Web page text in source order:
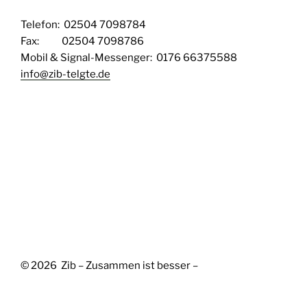
Telefon: 02504 7098784
Fax: 02504 7098786
Mobil & Signal-Messenger: 0176 66375588
info@zib-telgte.de
© 2026 Zib – Zusammen ist besser –